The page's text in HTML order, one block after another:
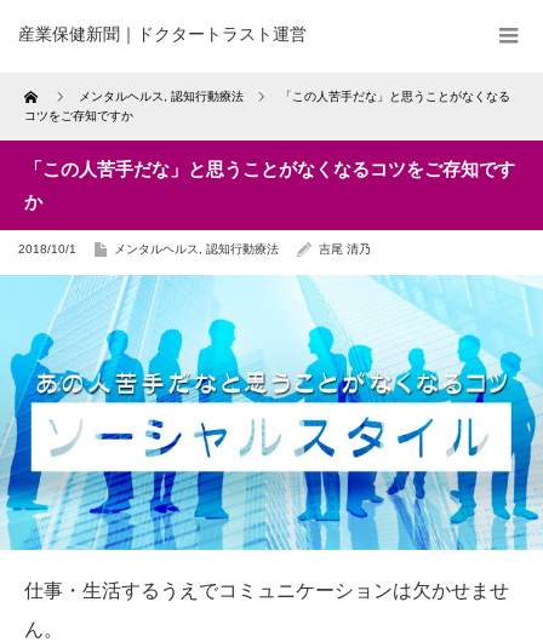
産業保健新聞｜ドクタートラスト運営
Home メンタルヘルス 認知行動療法
「この人苦手だな」と思うことがなくなる
コツをご存知ですか
「この人苦手だな」と思うことがなくなるコツをご存知です
か
2018/10/1 メンタルヘルス 認知行動療法 吉尾 清乃
仕事・生活するうえでコミュニケーションは欠かせませ
ん。